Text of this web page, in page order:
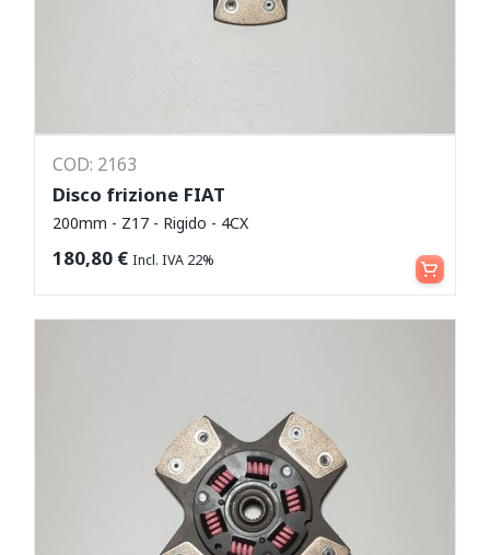
COD: 2163
Disco frizione FIAT
200mm - Z17 - Rigido - 4CX
180,80 € Incl. IVA 22% Aggiungi al carrello